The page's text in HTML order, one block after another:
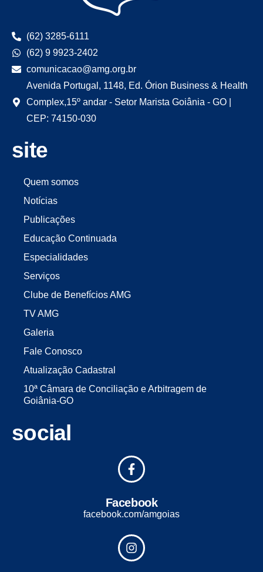
(62) 3285-6111
(62) 9 9923-2402
comunicacao@amg.org.br
Avenida Portugal, 1148, Ed. Órion Business & Health
Complex,15º andar - Setor Marista Goiânia - GO |
CEP: 74150-030
site
Quem somos
Notícias
Publicações
Educação Continuada
Especialidades
Serviços
Clube de Benefícios AMG
TV AMG
Galeria
Fale Conosco
Atualização Cadastral
10ª Câmara de Conciliação e Arbitragem de
Goiânia-GO
social
Facebook
facebook.com/amgoias